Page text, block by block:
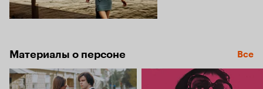
Материалы о персоне Все